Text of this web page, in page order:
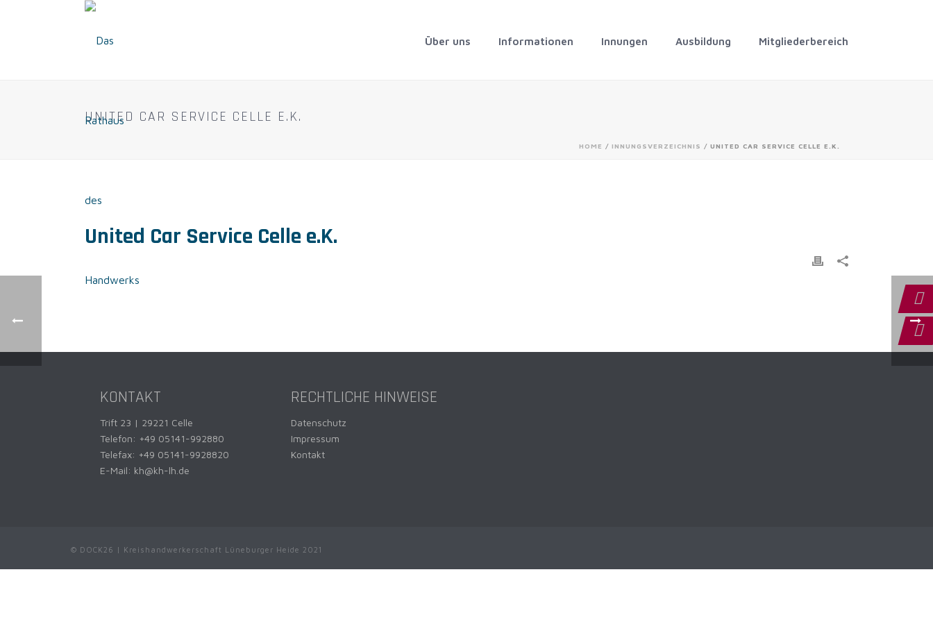
Über uns Informationen Innungen Ausbildung Mitgliederbereich
UNITED CAR SERVICE CELLE E.K.
HOME / INNUNGSVERZEICHNIS / UNITED CAR SERVICE CELLE E.K.
United Car Service Celle e.K.
KONTAKT
Trift 23 | 29221 Celle
Telefon: +49 05141-992880
Telefax: +49 05141-9928820
E-Mail: kh@kh-lh.de
RECHTLICHE HINWEISE
Datenschutz
Impressum
Kontakt
© DOCK26 | Kreishandwerkerschaft Lüneburger Heide 2021